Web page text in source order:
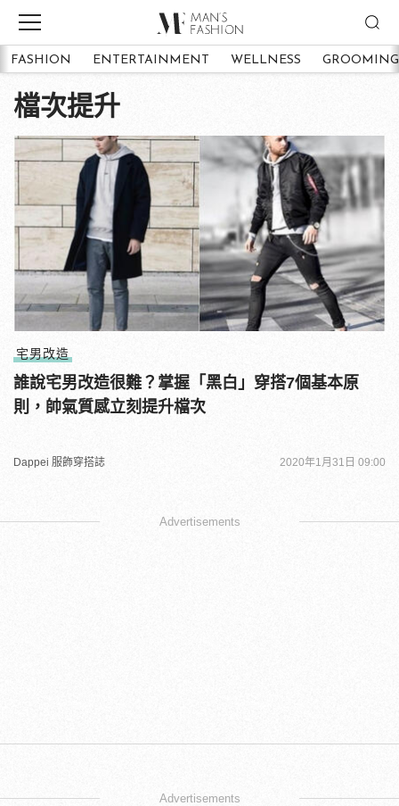
FASHION ENTERTAINMENT WELLNESS GROOMING
檔次提升
宅男改造
誰說宅男改造很難？掌握「黑白」穿搭7個基本原
則，帥氣質感立刻提升檔次
Dappei 服飾穿搭誌 2020年1月31日 09:00
Advertisements
Advertisements